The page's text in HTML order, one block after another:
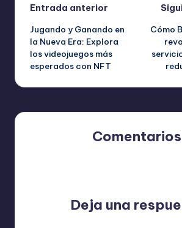
Navegación
de
entradas
Entrada anterior
Jugando y Ganando en
la Nueva Era: Explora
los videojuegos más
esperados con NFT
Cómo
Comentarios
Deja una